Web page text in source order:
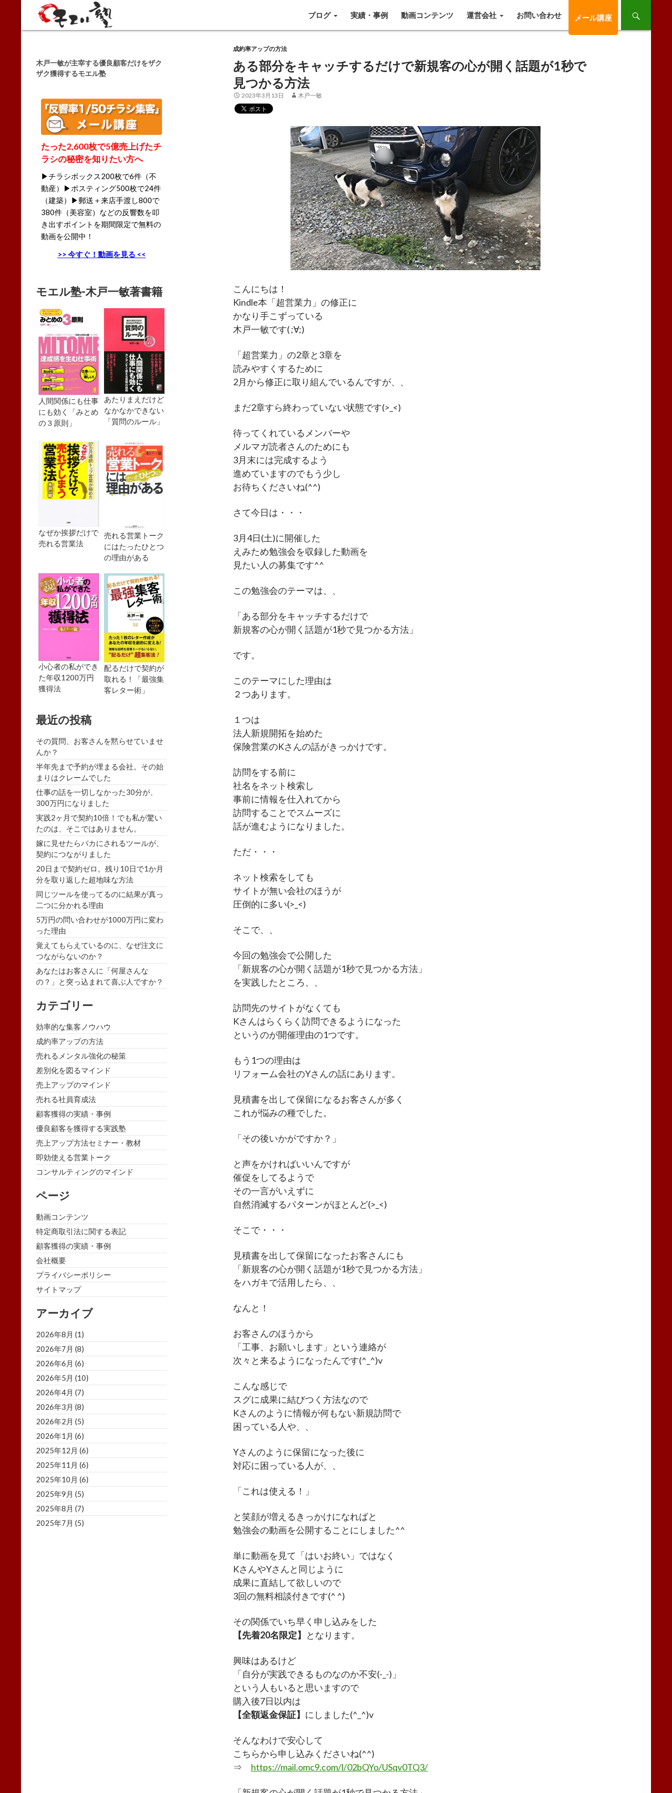
Search
ブログ
実績・事例 動画コンテンツ 運営会社 お問い合わせ メール講座
成約率アップの方法
ある部分をキャッチするだけで新規客の心が開く話題が1秒で
見つかる方法
2023年3月13日 木戸一敏
こんにちは！
Kindle本「超営業力」の修正に
かなり手こずっている
木戸一敏です( ;∀;)
「超営業力」の2章と3章を
読みやすくするために
2月から修正に取り組んでいるんですが、、
まだ2章すら終わっていない状態です(>_<)
待ってくれているメンバーや
メルマガ読者さんのためにも
3月末には完成するよう
進めていますのでもう少し
お待ちくださいね(^^)
さて今日は・・・
3月4日(土)に開催した
えみため勉強会を収録した動画を
見たい人の募集です^^
この勉強会のテーマは、、
「ある部分をキャッチするだけで
新規客の心が開く話題が1秒で見つかる方法」
です。
このテーマにした理由は
２つあります。
１つは
法人新規開拓を始めた
保険営業のKさんの話がきっかけです。
訪問をする前に
社名をネット検索し
事前に情報を仕入れてから
訪問することでスムーズに
話が進むようになりました。
ただ・・・
ネット検索をしても
サイトが無い会社のほうが
圧倒的に多い(>_<)
そこで、、
今回の勉強会で公開した
「新規客の心が開く話題が1秒で見つかる方法」
を実践したところ、、
訪問先のサイトがなくても
Kさんはらくらく訪問できるようになった
というのが開催理由の1つです。
もう1つの理由は
リフォーム会社のYさんの話にあります。
見積書を出して保留になるお客さんが多く
これが悩みの種でした。
「その後いかがですか？」
と声をかければいいんですが
催促をしてるようで
その一言がいえずに
自然消滅するパターンがほとんど(>_<)
そこで・・・
見積書を出して保留になったお客さんにも
「新規客の心が開く話題が1秒で見つかる方法」
をハガキで活用したら、、
なんと！
お客さんのほうから
「工事、お願いします」という連絡が
次々と来るようになったんです(^_^)v
こんな感じで
スグに成果に結びつく方法なので
Kさんのように情報が何もない新規訪問で
困っている人や、、
Yさんのように保留になった後に
対応に困っている人が、、
「これは使える！」
と笑顔が増えるきっかけになればと
勉強会の動画を公開することにしました^^
単に動画を見て「はいお終い」ではなく
KさんやYさんと同じように
成果に直結して欲しいので
3回の無料相談付きです(^ ^)
その関係でいち早く申し込みをした
【先着20名限定】
となります。
興味はあるけど
「自分が実践できるものなのか不安(-_-)」
という人もいると思いますので
購入後7日以内は
【全額返金保証】 にしました(^_^)v
そんなわけで安心して
こちらから申し込みくださいね(^^)
⇒ https://mail.omc9.com/l/02bQYo/USqv0TQ3/
木戸一敏が主宰する優良顧客だけをザク
ザク獲得するモエル塾
たった2,600枚で5億売上げたチ
ラシの秘密を知りたい方へ
▶チラシボックス200枚で6件（不
動産）▶ポスティング500枚で24件
（建築）▶郵送＋来店手渡し800で
380件（美容室）などの反響数を叩
き出すポイントを期間限定で無料の
動画を公開中！
>> 今すぐ！動画を見る <<
モエル塾-木戸一敏著書籍
人間関係にも仕事
にも効く「みとめ
の３原則」
あたりまえだけど
なかなかできない
「質問のルール」
なぜか挨拶だけで
売れる営業法
売れる営業トーク
にはたったひとつ
の理由がある
小心者の私ができ
た年収1200万円
獲得法
配るだけで契約が
取れる！「最強集
客レター術」
最近の投稿
その質問、お客さんを黙らせていませ
んか？
半年先まで予約が埋まる会社。その始
まりはクレームでした
仕事の話を一切しなかった30分が、
300万円になりました
実践2ヶ月で契約10倍！でも私が驚い
たのは、そこではありません。
嫁に見せたらバカにされるツールが、
契約につながりました
20日まで契約ゼロ。残り10日で1か月
分を取り返した超地味な方法
同じツールを使ってるのに結果が真っ
二つに分かれる理由
5万円の問い合わせが1000万円に変わ
った理由
覚えてもらえているのに、なぜ注文に
つながらないのか？
あなたはお客さんに「何屋さんな
の？」と突っ込まれて喜ぶ人ですか？
カテゴリー
効率的な集客ノウハウ
成約率アップの方法
売れるメンタル強化の秘策
差別化を図るマインド
売上アップのマインド
売れる社員育成法
顧客獲得の実績・事例
優良顧客を獲得する実践塾
売上アップ方法セミナー・教材
即効使える営業トーク
コンサルティングのマインド
ページ
動画コンテンツ
特定商取引法に関する表記
顧客獲得の実績・事例
会社概要
プライバシーポリシー
サイトマップ
アーカイブ
2026年8月 (1)
2026年7月 (8)
2026年6月 (6)
2026年5月 (10)
2026年4月 (7)
2026年3月 (8)
2026年2月 (5)
2026年1月 (6)
2025年12月 (6)
2025年11月 (6)
2025年10月 (6)
2025年9月 (5)
2025年8月 (7)
2025年7月 (5)